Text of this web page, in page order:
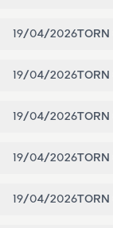
19/04/2026
19/04/2026
19/04/2026
19/04/2026
19/04/2026